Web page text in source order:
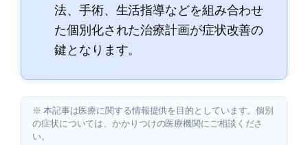
法、手術、生活指導などを組み合わせ
た個別化された治療計画が症状改善の
鍵となります。
※ 本記事は医療に関する情報提供を目的としています。個別
の症状については、かかりつけの医療機関にご相談くださ
い。